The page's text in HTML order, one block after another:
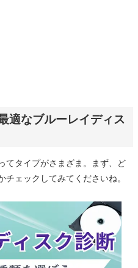
適なブルーレイディス
てタイプがさまざま。まず、ど
ェックしてみてくださいね。